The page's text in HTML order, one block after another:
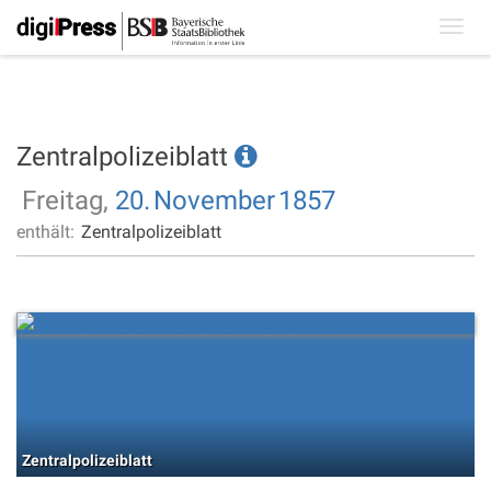
Zentralpolizeiblatt
Freitag, 20. November1857
enthält: Zentralpolizeiblatt
Zentralpolizeiblatt